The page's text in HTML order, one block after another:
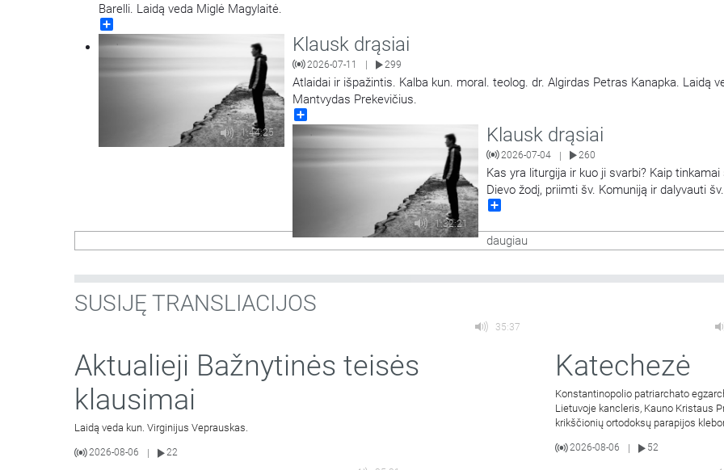
Barelli. Laidą veda Miglė Magylaitė.
1:44:25
Klausk drąsiai
2026-07-11 299
Atlaidai ir išpažintis. Kalba kun. moral. teolog. dr. Algirdas Petras Kanapka. Laidą
Mantvydas Prekevičius.
1:32:21
Klausk drąsiai
2026-07-04 | 260
Kas yra liturgija ir kuo ji svarbi? Kaip
Dievo žodį, priimti šv. Komuniją ir dalyvauti
aukoje? Laidoje į klausytojų klausimus
Povilo bažnyčios rezidentas,Vilniaus ir Utenos
daugiau
SUSIJĘ TRANSLIACIJOS
35:37
Aktualieji Bažnytinės teisės
klausimai
Laidą veda kun. Virginijus Veprauskas.
2026-08-06 22
Katechezė
Konstantinopolio patriarchato
Lietuvoje kancleris, Kauno Kristaus
krikščionių ortodoksų parapijos
2026-08-06 52